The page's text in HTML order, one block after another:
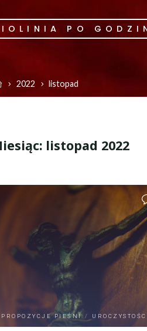
PO
Home2022 listopad
listopad 2022
PROPOZYCJE PIEŚNI / UROCZYSTOŚCI